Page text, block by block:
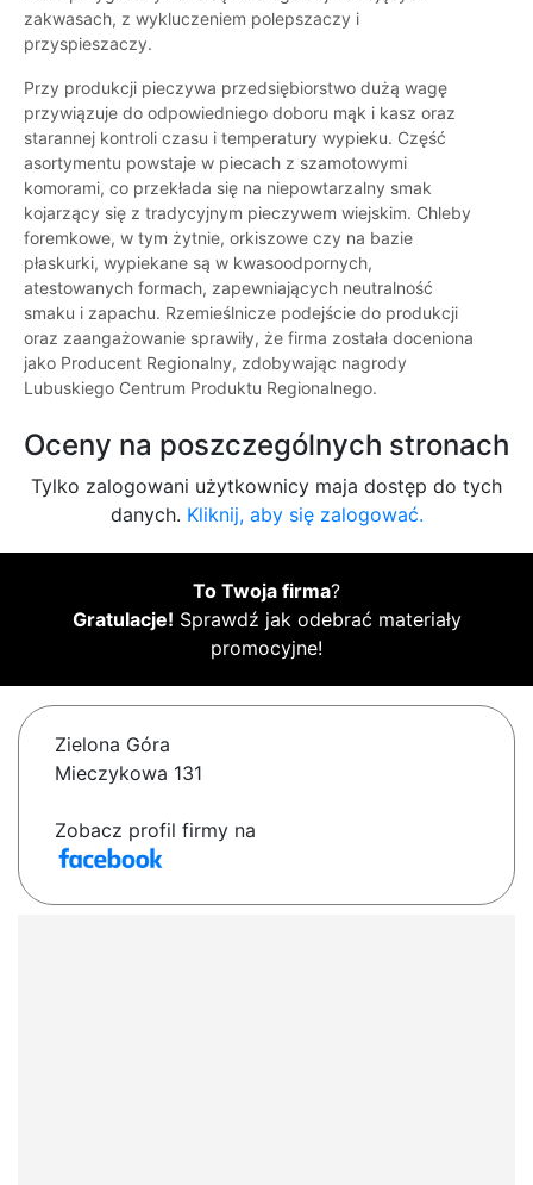
zakwasach, z wykluczeniem polepszaczy i
przyspieszaczy.
Przy produkcji pieczywa przedsiębiorstwo dużą wagę
przywiązuje do odpowiedniego doboru mąk i kasz oraz
starannej kontroli czasu i temperatury wypieku. Część
asortymentu powstaje w piecach z szamotowymi
komorami, co przekłada się na niepowtarzalny smak
kojarzący się z tradycyjnym pieczywem wiejskim. Chleby
foremkowe, w tym żytnie, orkiszowe czy na bazie
płaskurki, wypiekane są w kwasoodpornych,
atestowanych formach, zapewniających neutralność
smaku i zapachu. Rzemieślnicze podejście do produkcji
oraz zaangażowanie sprawiły, że firma została doceniona
jako Producent Regionalny, zdobywając nagrody
Lubuskiego Centrum Produktu Regionalnego.
Oceny na poszczególnych stronach
Tylko zalogowani użytkownicy maja dostęp do tych
danych. Kliknij, aby się zalogować.
To Twoja firma?
Gratulacje! Sprawdź jak odebrać materiały
promocyjne!
Zielona Góra
Mieczykowa 131
Zobacz profil firmy na